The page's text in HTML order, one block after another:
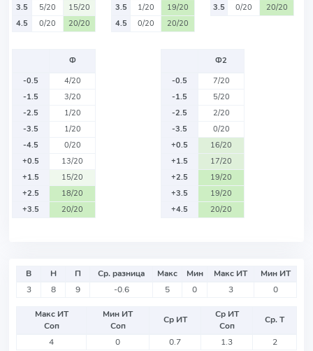
3.5
5/20
15/20
4.5
0/20 20/20
3.5
1/20
19/20
4.5
0/20 20/20
3.5
0/20 20/20
Ф
-0.5
4/20
-1.5
3/20
-2.5
1/20
-3.5
1/20
-4.5
0/20
+0.5
13/20
+1.5
15/20
+2.5
18/20
+3.5
20/20
Ф2
-0.5
7/20
-1.5
5/20
-2.5
2/20
-3.5
0/20
+0.5
16/20
+1.5
17/20
+2.5
19/20
+3.5
19/20
+4.5
20/20
В Н П Ср. разница Макс Мин Макс ИТ
Мин ИТ
3
8 9 -0.6 5 0 3 0
Макс ИТ
Соп
Мин ИТ
Соп
Ср ИТ
Ср ИТ
Соп
Ср. Т
4
0 0.7 1.3 2